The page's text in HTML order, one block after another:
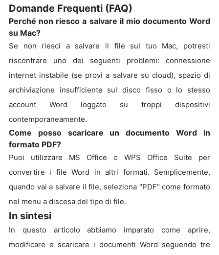
Domande Frequenti (FAQ)
Perché non riesco a salvare il mio documento Word
su Mac?
Se non riesci a salvare il file sul tuo Mac, potresti
riscontrare uno dei seguenti problemi: connessione
internet instabile (se provi a salvare su cloud), spazio di
archiviazione insufficiente sul disco fisso o lo stesso
account Word loggato su troppi dispositivi
contemporaneamente.
Come posso scaricare un documento Word in
formato PDF?
Puoi utilizzare MS Office o WPS Office Suite per
convertire i file Word in altri formati. Semplicemente,
quando vai a salvare il file, seleziona "PDF" come formato
nel menu a discesa del tipo di file.
In sintesi
In questo articolo abbiamo imparato come aprire,
modificare e scaricare i documenti Word seguendo tre